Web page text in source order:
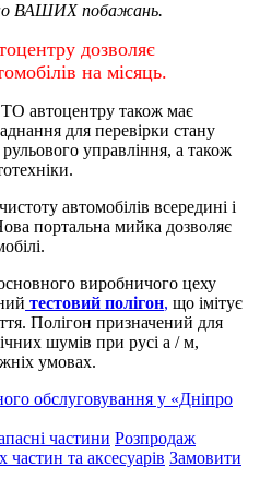
ВАШИХ побажань.
дозволяє
на місяць.
автоцентру також має
для перевірки стану
управління, а також
автомобілів всередині і
портальна мийка дозволяє
виробничого цеху
тестовий полігон, що імітує
Полігон призначений для
шумів при русі а / м,
умовах.
обслуговування у «Дніпро
частини Розпродаж
частин та аксесуарів Замовити